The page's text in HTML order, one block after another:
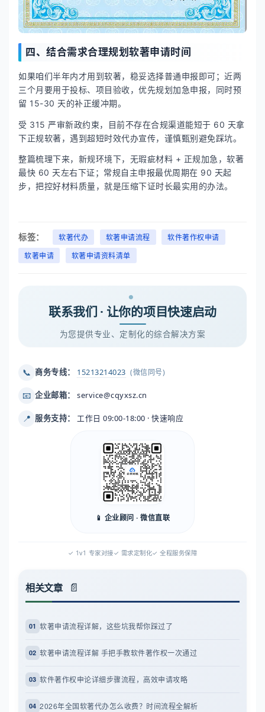
四、结合需求合理规划软著申请时间
如果咱们半年内才用到软著，稳妥选择普通申报即可；近两
三个月要用于投标、项目验收，优先规划加急申报，同时预
留 15-30 天的补正缓冲期。
受 315 严审新政约束，目前不存在合规渠道能短于 60 天拿
下正规软著，遇到超短时效代办宣传，谨慎甄别避免踩坑。
整篇梳理下来，新规环境下，无瑕疵材料 + 正规加急，软著
最快 60 天左右下证；常规自主申报最优周期在 90 天起
步，把控好材料质量，就是压缩下证时长最实用的办法。
标签： 软著代办 软著申请流程
软件著作权申请
软著申请
软著申请资料清单
联系我们 · 让你的项目快速启动
为您提供专业、定制化的综合解决方案
📞 商务专线： 15213214023 (微信同号)
📧 企业邮箱： service@cqyxsz.cn
📍 服务支持： 工作日 09:00-18:00 · 快速响应
📱 企业顾问 · 微信直联
✓ 1v1 专家对接✓ 需求定制化✓ 全程服务保障
相关文章
01 软著申请流程详解，这些坑我帮你踩过了
02 软著申请流程详解 手把手教软件著作权一次通过
03 软件著作权申论详细步骤流程，高效申请攻略
04 2026年全国软著代办怎么收费？时间流程全解析